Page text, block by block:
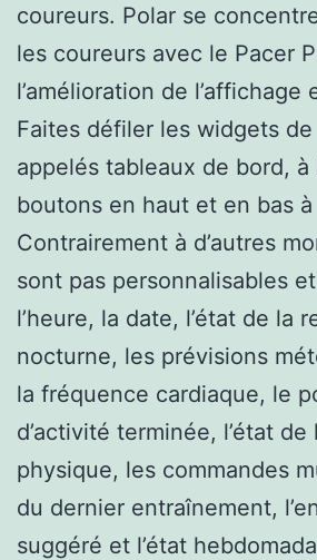
coureurs. Polar se
les coureurs avec le Pacer
l’amélioration de l’affichage
Faites défiler les widgets
appelés tableaux de bord, à
boutons en haut et en bas
Contrairement à d’autres
sont pas personnalisables
l’heure, la date, l’état de la
nocturne, les prévisions
la fréquence cardiaque, le
d’activité terminée, l’état
physique, les commandes
du dernier entraînement,
suggéré et l’état